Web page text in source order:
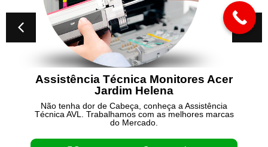
Assistência Técnica Monitores Acer
Jardim Helena
Não tenha dor de Cabeça, conheça a Assistência
Técnica AVL. Trabalhamos com as melhores marcas
do Mercado.